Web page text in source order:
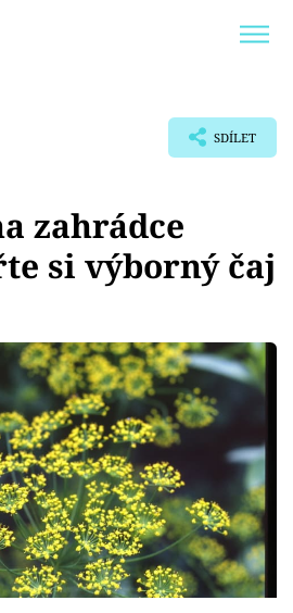
SDÍLET
zahrádce
si výborný čaj